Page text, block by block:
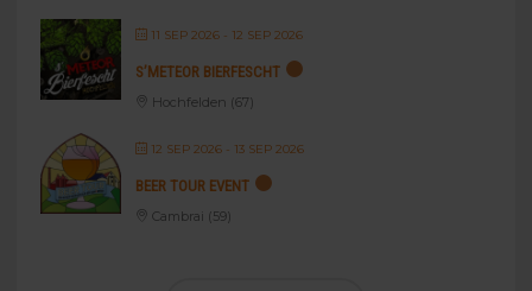
11 SEP 2026- 12 SEP 2026
S’METEOR BIERFESCHT
Hochfelden (67)
12 SEP 2026- 13 SEP 2026
BEER TOUR EVENT
Cambrai (59)